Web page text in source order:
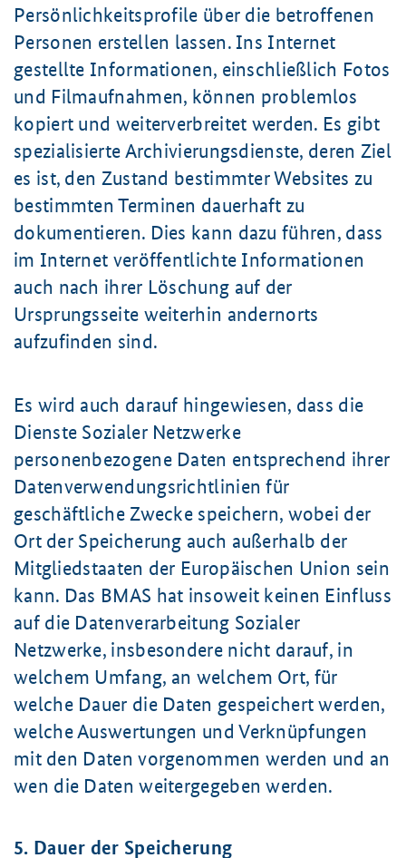
Persönlichkeitsprofile über die betroffenen
Personen erstellen lassen. Ins Internet
gestellte Informationen, einschließlich Fotos
und Filmaufnahmen, können problemlos
kopiert und weiterverbreitet werden. Es gibt
spezialisierte Archivierungs­dienste, deren Ziel
es ist, den Zustand bestimmter Websites zu
bestimmten Terminen dauerhaft zu
dokumentieren. Dies kann dazu führen, dass
im Internet veröffentlichte Informationen
auch nach ihrer Löschung auf der
Ursprungsseite weiterhin andernorts
aufzufinden sind.
Es wird auch darauf hingewiesen, dass die
Dienste Sozialer Netzwerke
personenbezogene Daten entsprechend ihrer
Datenverwendungsrichtlinien für
geschäftliche Zwecke speichern, wobei der
Ort der Speicherung auch außerhalb der
Mitgliedstaaten der Europäischen Union sein
kann. Das BMAS hat insoweit keinen Einfluss
auf die Datenverarbeitung Sozialer
Netzwerke, insbesondere nicht darauf, in
welchem Umfang, an welchem Ort, für
welche Dauer die Daten gespeichert werden,
welche Auswertungen und Verknüpfungen
mit den Daten vorgenommen werden und an
wen die Daten weitergegeben werden.
5. Dauer der Speicherung